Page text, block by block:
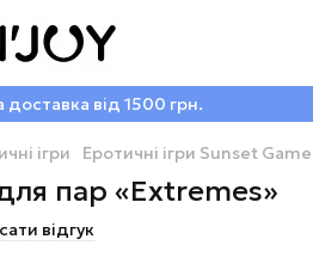
від 1500 грн.
ігри Еротичні ігри Sunset
пар «Extremes»
відгук